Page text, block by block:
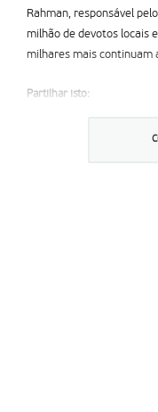
Rahman, responsável
milhão de devotos locais
milhares mais continuam
Partilhar isto: